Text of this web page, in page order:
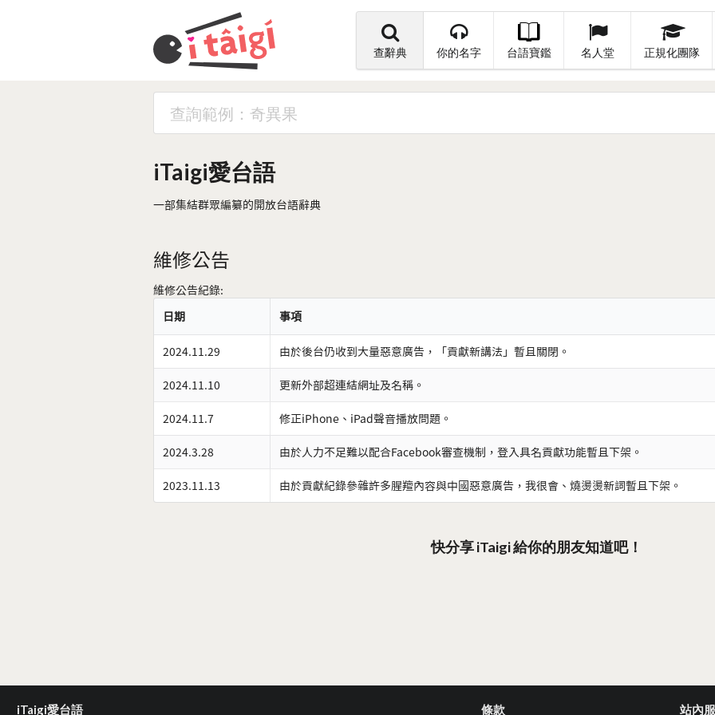
查辭典 你的名字 台語寶鑑 名人堂 正規化團隊
iTaigi愛台語
一部集結群眾編纂的開放台語辭典
維修公告
維修公告紀錄:
日期
事項
2024.11.29 由於後台仍收到大量惡意廣告，「貢獻新講法」暫且關閉。
2024.11.10 更新外部超連結網址及名稱。
2024.11.7 修正iPhone、iPad聲音播放問題。
2024.3.28 由於人力不足難以配合Facebook審查機制，登入具名貢獻功能暫且下架。
2023.11.13 由於貢獻紀錄參雜許多腥羶內容與中國惡意廣告，我很會、燒燙燙新詞暫且下架。
快分享 iTaigi 給你的朋友知道吧！
iTaigi愛台語 條款 站內